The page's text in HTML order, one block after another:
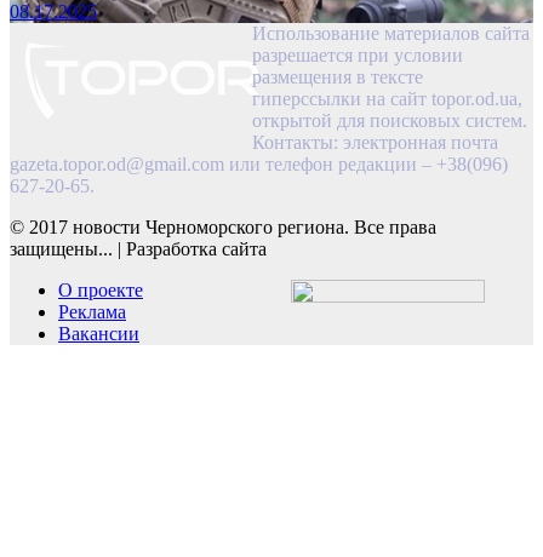
08.17.2025
Использование материалов сайта
разрешается при условии
размещения в тексте
гиперссылки на сайт topor.od.ua,
открытой для поисковых систем.
Контакты: электронная почта
gazeta.topor.od@gmail.com или телефон редакции – +38(096)
627-20-65.
© 2017 новости Черноморского региона. Все права
защищены... | Разработка сайта
О проекте
Реклама
Вакансии